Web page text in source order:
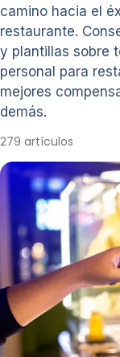
camino hacia el
restaurante.
y plantillas sobre
personal para
mejores
demás.
279 artículos